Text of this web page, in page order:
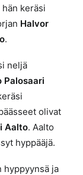
keräsi
Halvor
.
neljä
Palosaari
olivat
Aalto. Aalto
hyppääjä.
hyppyynsä ja